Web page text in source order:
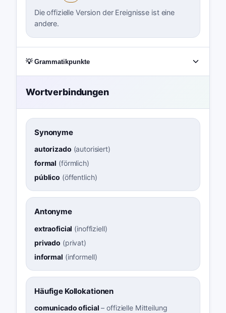
Die offizielle Version der Ereignisse ist eine
andere.
💡 Grammatikpunkte
Wortverbindungen
Synonyme
autorizado (autorisiert)
formal (förmlich)
público (öffentlich)
Antonyme
extraoficial (inoffiziell)
privado (privat)
informal (informell)
Häufige Kollokationen
comunicado oficial –offizielle Mitteilung